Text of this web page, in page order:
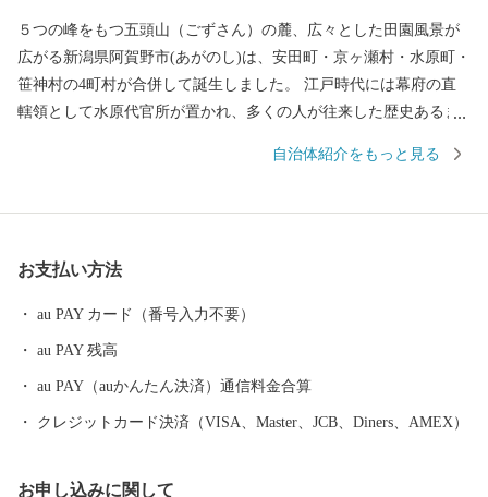
５つの峰をもつ五頭山（ごずさん）の麓、広々とした田園風景が
広がる新潟県阿賀野市(あがのし)は、安田町・京ヶ瀬村・水原町・
笹神村の4町村が合併して誕生しました。 江戸時代には幕府の直
轄領として水原代官所が置かれ、多くの人が往来した歴史あるま
泉」と、「今板温泉」「村杉温泉」からなる五頭温泉郷があり、
く旅館のお庭や温泉街を散歩しながら存分にリフレッシュしてい
日の出とともに飛び立つ姿、水面を優雅に泳ぐ姿など、間近で観
察することができるほか、ラムサール条約登録湿地である瓢湖に
は、その他にも野鳥や水生生物の姿を楽しむことができます。
自治体紹介をもっと見る
お支払い方法
au PAY カード（番号入力不要）
au PAY 残高
au PAY（auかんたん決済）通信料金合算
クレジットカード決済（VISA、Master、JCB、Diners、AMEX）
お申し込みに関して